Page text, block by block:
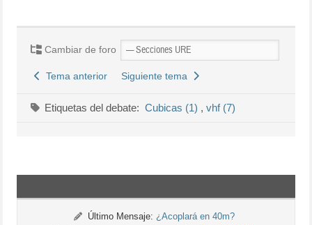
Cambiar de foro
Tema anterior Siguiente tema
Etiquetas del debate: Cubicas (1) , vhf (7)
Último Mensaje: ¿Acoplará en 40m?